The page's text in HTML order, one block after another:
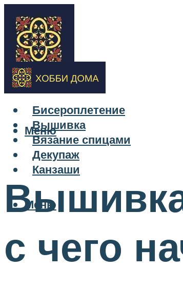
Бисероплетение
Вышивка
Вязание спицами
Декупаж
Канзаши
Меню
Меню
с чего